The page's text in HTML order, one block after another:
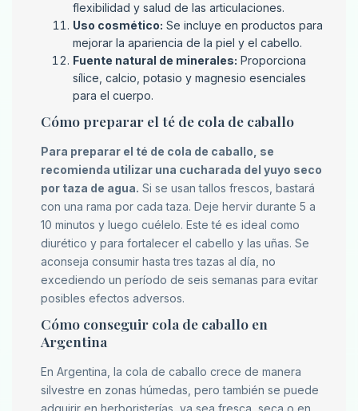
flexibilidad y salud de las articulaciones.
Uso cosmético: Se incluye en productos para
mejorar la apariencia de la piel y el cabello.
Fuente natural de minerales: Proporciona
sílice, calcio, potasio y magnesio esenciales
para el cuerpo.
Cómo preparar el té de cola de caballo
Para preparar el té de cola de caballo, se
recomienda utilizar una cucharada del yuyo seco
por taza de agua. Si se usan tallos frescos, bastará
con una rama por cada taza. Deje hervir durante 5 a
10 minutos y luego cuélelo. Este té es ideal como
diurético y para fortalecer el cabello y las uñas. Se
aconseja consumir hasta tres tazas al día, no
excediendo un período de seis semanas para evitar
posibles efectos adversos.
Cómo conseguir cola de caballo en
Argentina
En Argentina, la cola de caballo crece de manera
silvestre en zonas húmedas, pero también se puede